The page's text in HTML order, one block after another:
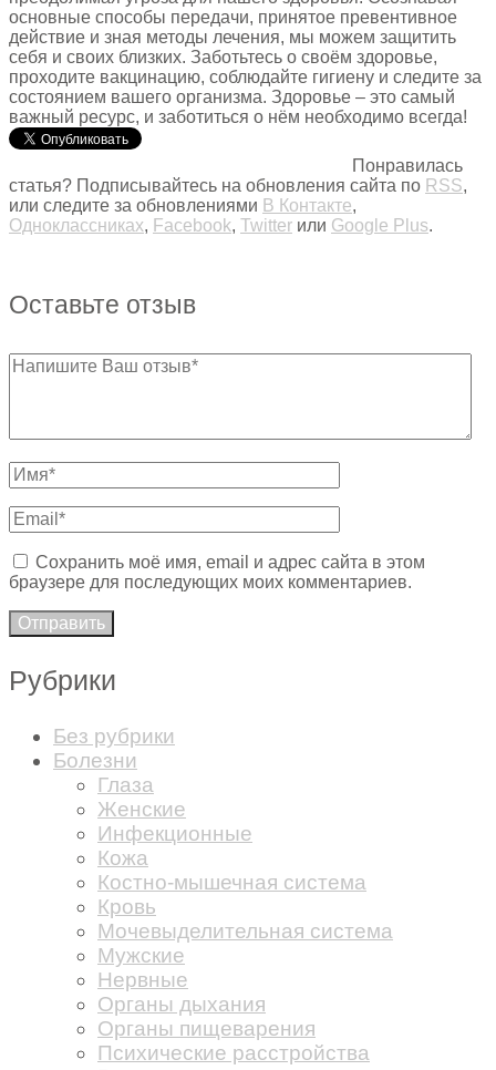
основные способы передачи, принятое превентивное
действие и зная методы лечения, мы можем защитить
себя и своих близких. Заботьтесь о своём здоровье,
проходите вакцинацию, соблюдайте гигиену и следите за
состоянием вашего организма. Здоровье – это самый
важный ресурс, и заботиться о нём необходимо всегда!
Понравилась
статья? Подписывайтесь на обновления сайта по RSS,
или следите за обновлениями В Контакте,
Одноклассниках, Facebook, Twitter или Google Plus.
Оставьте отзыв
Сохранить моё имя, email и адрес сайта в этом
браузере для последующих моих комментариев.
Рубрики
Без рубрики
Болезни
Глаза
Женские
Инфекционные
Кожа
Костно-мышечная система
Кровь
Мочевыделительная система
Мужские
Нервные
Органы дыхания
Органы пищеварения
Психические расстройства